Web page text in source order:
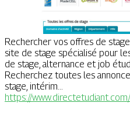
Rechercher vos offres de
site de stage spécialisé pour
de stage, alternance et job
Recherchez toutes les
stage, intérim...
https://www.directetudiant.com/